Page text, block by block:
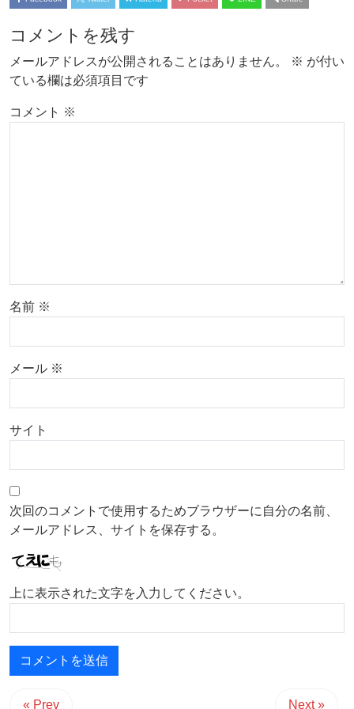
コメントを残す
メールアドレスが公開されることはありません。 ※ が付い
ている欄は必須項目です
コメント ※
名前 ※
メール ※
サイト
次回のコメントで使用するためブラウザーに自分の名前、
メールアドレス、サイトを保存する。
上に表示された文字を入力してください。
« Prev Next »